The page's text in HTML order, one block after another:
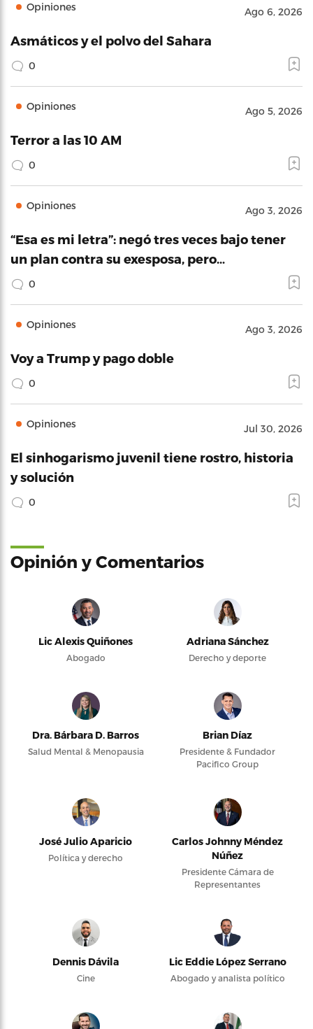
Opiniones Ago 6, 2026
Asmáticos y el polvo del Sahara
0
Opiniones Ago 5, 2026
Terror a las 10 AM
0
Opiniones Ago 3, 2026
“Esa es mi letra”: negó tres veces bajo tener
un plan contra su exesposa, pero…
0
Opiniones Ago 3, 2026
Voy a Trump y pago doble
0
Opiniones Jul 30, 2026
El sinhogarismo juvenil tiene rostro, historia
y solución
0
Opinión y Comentarios
Lic Alexis Quiñones
Abogado
Adriana Sánchez
Derecho y deporte
Dra. Bárbara D. Barros
Salud Mental & Menopausia
Brian Díaz
Presidente & Fundador
Pacifico Group
José Julio Aparicio
Política y derecho
Carlos Johnny Méndez
Núñez
Presidente Cámara de
Representantes
Dennis Dávila
Cine
Lic Eddie López Serrano
Abogado y analista político